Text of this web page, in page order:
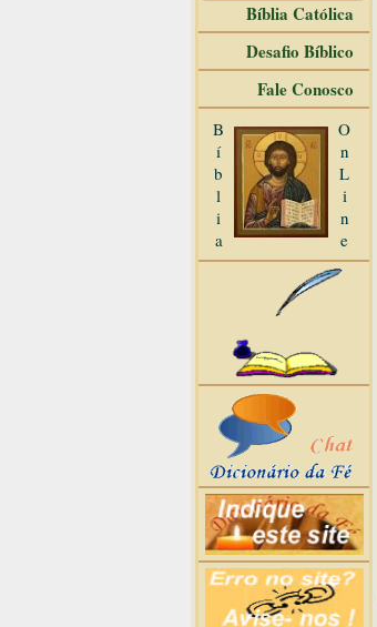
Bíblia Católica
Desafio Bíblico
Fale Conosco
B
í
b
l
i
a
O
n
L
i
n
e